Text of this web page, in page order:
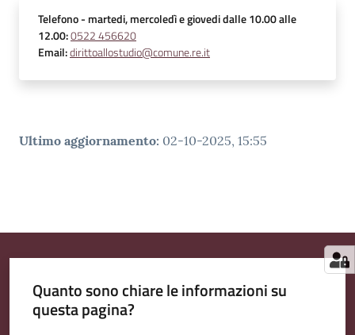
Telefono- martedi, mercoledì e giovedi dalle 10.00 alle
12.00:0522 456620
Email:dirittoallostudio@comune.re.it
Ultimo aggiornamento: 02-10-2025, 15:55
Quanto sono chiare le informazioni su
questa pagina?